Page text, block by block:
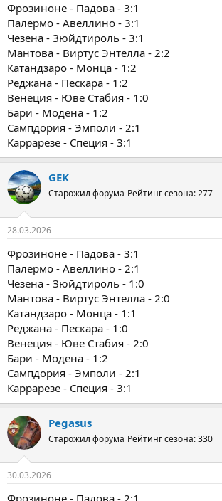
Фрозиноне - Падова - 3:1
Палермо - Авеллино - 3:1
Чезена - Зюйдтироль - 3:1
Мантова - Виртус Энтелла - 2:2
Катандзаро - Монца - 1:2
Реджана - Пескара - 1:2
Венеция - Юве Стабия - 1:0
Бари - Модена - 1:2
Сампдория - Эмполи - 2:1
Каррарезе - Специя - 3:1
GEK
Старожил форума Рейтинг сезона: 277
28.03.2026
Фрозиноне - Падова - 3:1
Палермо - Авеллино - 2:1
Чезена - Зюйдтироль - 1:0
Мантова - Виртус Энтелла - 2:0
Катандзаро - Монца - 1:1
Реджана - Пескара - 1:0
Венеция - Юве Стабия - 2:0
Бари - Модена - 1:2
Сампдория - Эмполи - 2:1
Каррарезе - Специя - 3:1
Pegasus
Старожил форума Рейтинг сезона: 330
30.03.2026